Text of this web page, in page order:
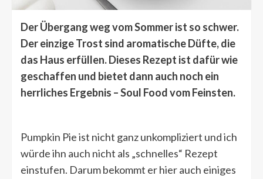
Der Übergang weg vom Sommer ist so schwer.
Der einzige Trost sind aromatische Düfte, die
das Haus erfüllen. Dieses Rezept ist dafür wie
geschaffen und bietet dann auch noch ein
herrliches Ergebnis – Soul Food vom Feinsten.
Pumpkin Pie ist nicht ganz unkompliziert und ich
würde ihn auch nicht als „schnelles“ Rezept
einstufen. Darum bekommt er hier auch einiges